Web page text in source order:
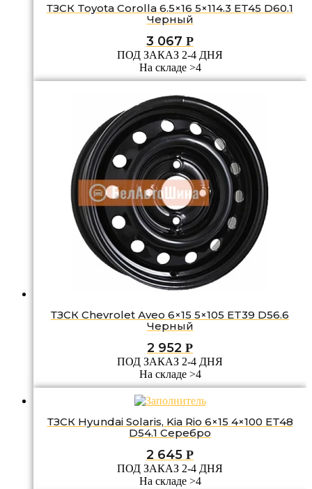
ТЗСК Toyota Corolla 6.5×16 5×114.3 ET45 D60.1
Черный
3 067 Р
ПОД ЗАКАЗ 2-4 ДНЯ
На складе >4
ТЗСК Chevrolet Аvео 6×15 5×105 ET39 D56.6
Черный
2 952 Р
ПОД ЗАКАЗ 2-4 ДНЯ
На складе >4
ТЗСК Hyundai Solaris, Kia Rio 6×15 4×100 ET48
D54.1 Серебро
2 645 Р
ПОД ЗАКАЗ 2-4 ДНЯ
На складе >4